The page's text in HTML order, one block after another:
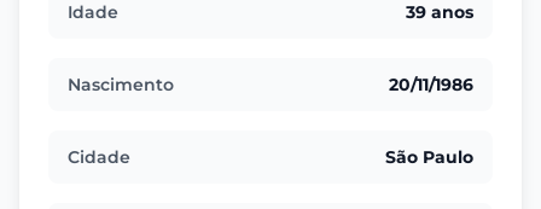
Idade 39 anos
Nascimento 20/11/1986
Cidade São Paulo